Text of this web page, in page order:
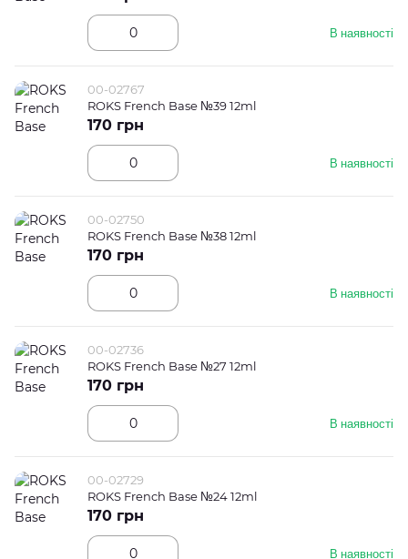
В наявності
00-02767
ROKS French Base №39 12ml
В наявності
170 грн
00-02750
ROKS French Base №38 12ml
В наявності
170 грн
00-02736
ROKS French Base №27 12ml
В наявності
170 грн
00-02729
ROKS French Base №24 12ml
В наявності
170 грн